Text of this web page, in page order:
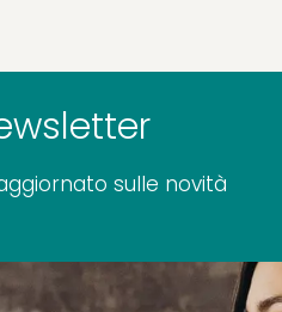
sulle novità